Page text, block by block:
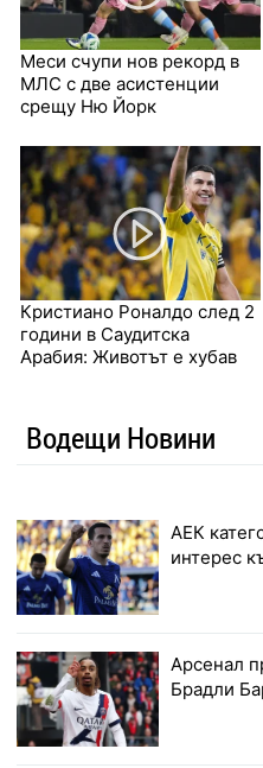
Меси счупи нов рекорд в
МЛС с две асистенции
срещу Ню Йорк
Кристиано Роналдо след 2
години в Саудитска
Арабия: Животът е хубав
Водещи Новини
АЕК
интерес
Арсенал
Брадли